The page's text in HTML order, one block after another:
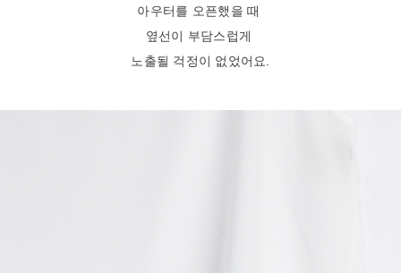
아우터를 오픈했을 때
옆선이 부담스럽게
노출될 걱정이 없었어요.